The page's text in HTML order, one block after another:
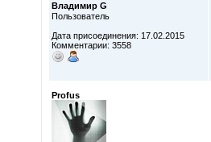
Владимир G
Пользователь
Дата присоединения: 17.02.2015
Комментарии: 3558
Profus